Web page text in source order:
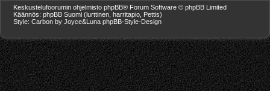
Keskustelufoorumin ohjelmisto phpBB® Forum Software © phpBB Limited
Käännös: phpBB Suomi (lurttinen, harritapio, Pettis)
Style: Carbon by Joyce&Luna phpBB-Style-Design